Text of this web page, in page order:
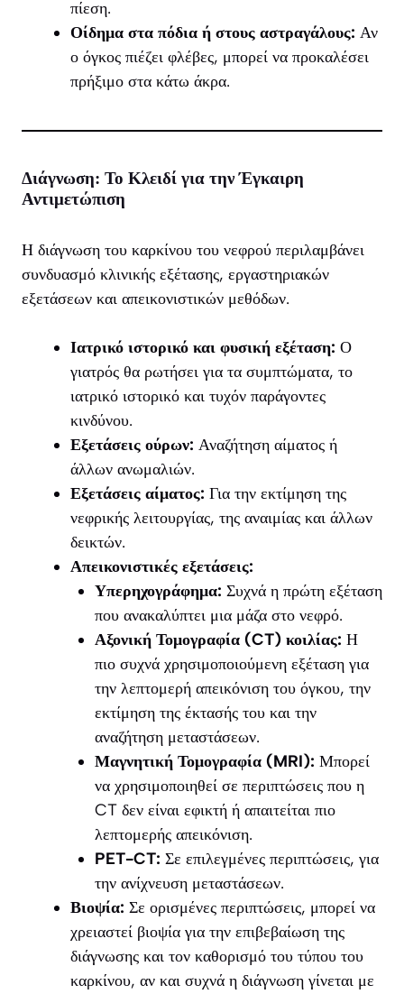
πίεση.
Οίδημα στα πόδια ή στους αστραγάλους: Αν
ο όγκος πιέζει φλέβες, μπορεί να προκαλέσει
πρήξιμο στα κάτω άκρα.
Διάγνωση: Το Κλειδί για την Έγκαιρη
Αντιμετώπιση
Η διάγνωση του καρκίνου του νεφρού περιλαμβάνει
συνδυασμό κλινικής εξέτασης, εργαστηριακών
εξετάσεων και απεικονιστικών μεθόδων.
Ιατρικό ιστορικό και φυσική εξέταση: Ο
γιατρός θα ρωτήσει για τα συμπτώματα, το
ιατρικό ιστορικό και τυχόν παράγοντες
κινδύνου.
Εξετάσεις ούρων: Αναζήτηση αίματος ή
άλλων ανωμαλιών.
Εξετάσεις αίματος: Για την εκτίμηση της
νεφρικής λειτουργίας, της αναιμίας και άλλων
δεικτών.
Απεικονιστικές εξετάσεις:
Υπερηχογράφημα: Συχνά η πρώτη εξέταση
που ανακαλύπτει μια μάζα στο νεφρό.
Αξονική Τομογραφία (CT) κοιλίας: Η
πιο συχνά χρησιμοποιούμενη εξέταση για
την λεπτομερή απεικόνιση του όγκου, την
εκτίμηση της έκτασής του και την
αναζήτηση μεταστάσεων.
Μαγνητική Τομογραφία (MRI): Μπορεί
να χρησιμοποιηθεί σε περιπτώσεις που η
CT δεν είναι εφικτή ή απαιτείται πιο
λεπτομερής απεικόνιση.
PET-CT: Σε επιλεγμένες περιπτώσεις, για
την ανίχνευση μεταστάσεων.
Βιοψία: Σε ορισμένες περιπτώσεις, μπορεί να
χρειαστεί βιοψία για την επιβεβαίωση της
διάγνωσης και τον καθορισμό του τύπου του
καρκίνου, αν και συχνά η διάγνωση γίνεται με